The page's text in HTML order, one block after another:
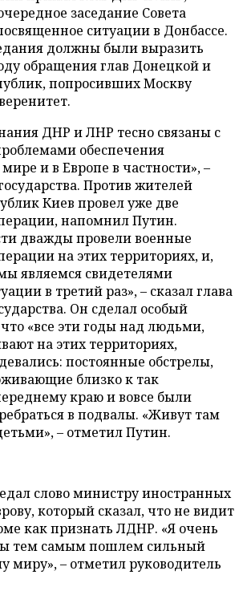
заседание Совета
ситуации в Донбассе.
должны были выразить
обращения глав Донецкой и
попросивших Москву
ДНР и ЛНР тесно связаны с
обеспечения
и в Европе в частности», –
Против жителей
Киев провел уже две
напомнил Путин.
дважды провели военные
на этих территориях, и,
являемся свидетелями
в третий раз», – сказал глава
Он сделал особый
«все эти годы над людьми,
на этих территориях,
постоянные обстрелы,
близко к так
краю и вовсе были
в подвалы. «Живут там
– отметил Путин.
слово министру иностранных
который сказал, что не видит
как признать ЛДНР. «Я очень
тем самым пошлем сильный
миру», – отметил руководитель